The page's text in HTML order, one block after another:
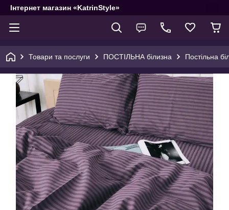
Інтернет магазин «KatrinStyle»
Товари та послуги ПОСТІЛЬНА білизна Постільна